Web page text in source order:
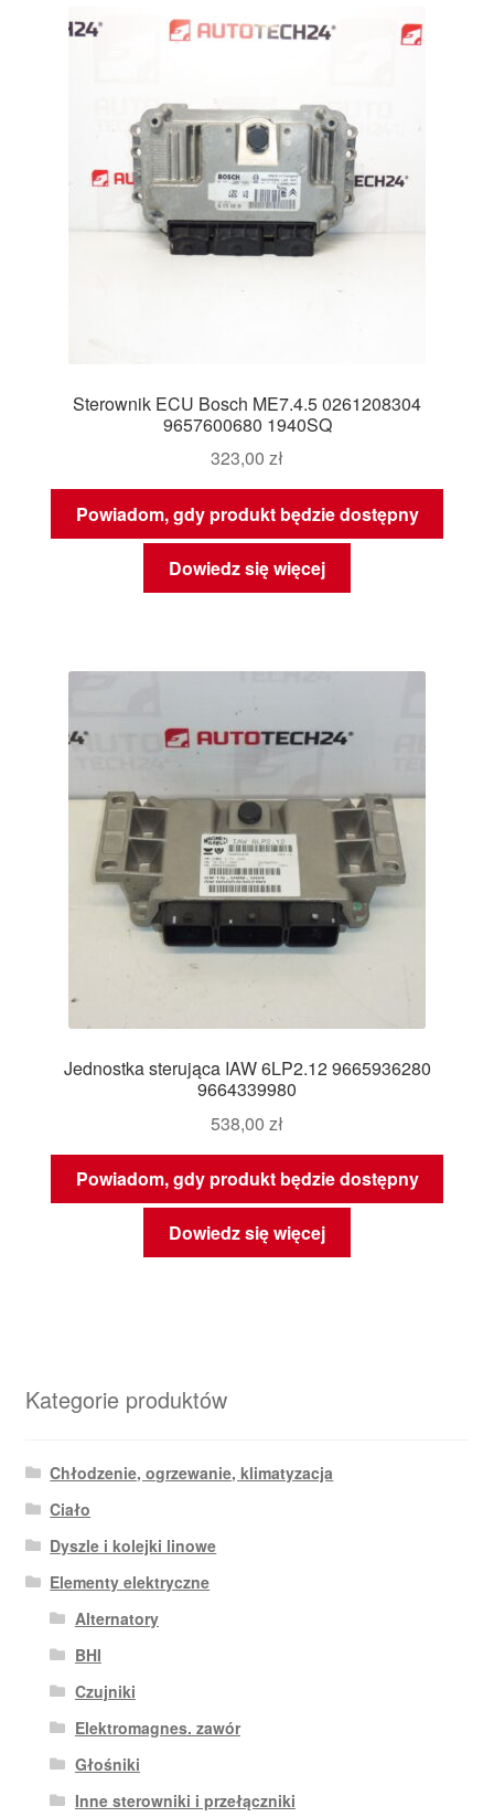
Sterownik ECU Bosch ME7.4.5 0261208304
9657600680 1940SQ
323,00 zł
Powiadom, gdy produkt będzie dostępny
Dowiedz się więcej
Jednostka sterująca IAW 6LP2.12 9665936280
9664339980
538,00 zł
Powiadom, gdy produkt będzie dostępny
Dowiedz się więcej
Kategorie produktów
Chłodzenie, ogrzewanie, klimatyzacja
Ciało
Dyszle i kolejki linowe
Elementy elektryczne
Alternatory
BHI
Czujniki
Elektromagnes. zawór
Głośniki
Inne sterowniki i przełączniki